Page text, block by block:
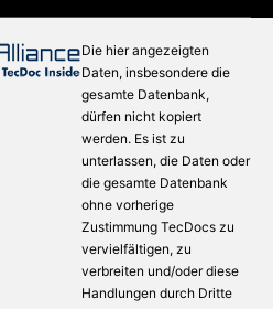
Die hier angezeigten
Daten, insbesondere die
gesamte Datenbank,
dürfen nicht kopiert
werden. Es ist zu
unterlassen, die Daten oder
die gesamte Datenbank
ohne vorherige
Zustimmung TecDocs zu
vervielfältigen, zu
verbreiten und/oder diese
Handlungen durch Dritte